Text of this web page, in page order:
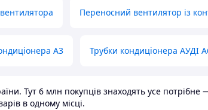
Переносний вентилятор із
А3 Трубки кондиціонера АУДІ
Тут 6 млн покупців знаходять усе потрібне
в одному місці.